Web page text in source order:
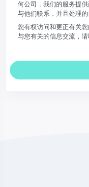
何公司，我们的服务提
与他们联系，并且处理
您有权访问和更正有关
与您有关的信息交流，